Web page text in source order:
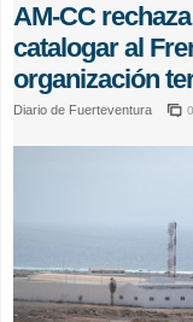
AM-CC
catalogar al
organización
Diario de Fuerteventura